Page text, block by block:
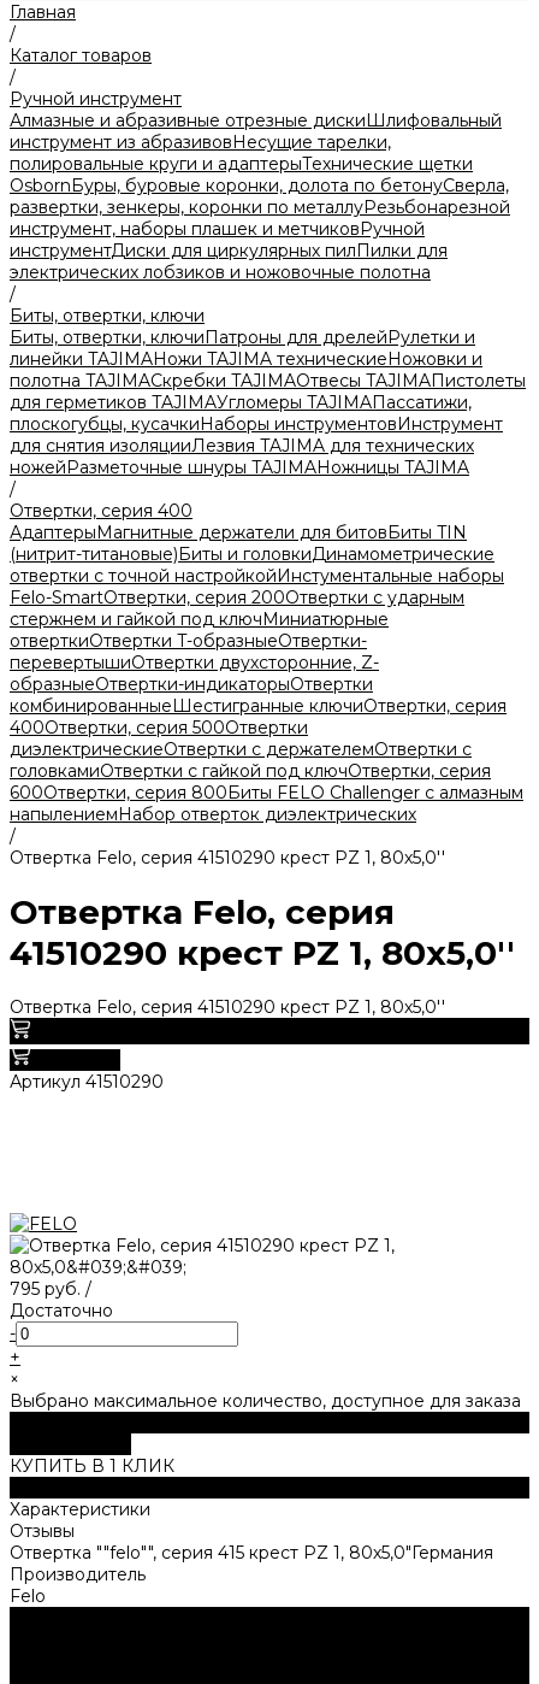
Главная
/
Каталог товаров
/
Ручной инструмент
Алмазные и абразивные отрезные дискиШлифовальный
инструмент из абразивовНесущие тарелки,
полировальные круги и адаптерыТехнические щетки
OsbornБуры, буровые коронки, долота по бетонуСверла,
развертки, зенкеры, коронки по металлуРезьбонарезной
инструмент, наборы плашек и метчиковРучной
инструментДиски для циркулярных пилПилки для
электрических лобзиков и ножовочные полотна
/
Биты, отвертки, ключи
Биты, отвертки, ключиПатроны для дрелейРулетки и
линейки TAJIMAНожи TAJIMA техническиеНожовки и
полотна TAJIMAСкребки TAJIMAОтвесы TAJIMAПистолеты
для герметиков TAJIMAУгломеры TAJIMAПассатижи,
плоскогубцы, кусачкиНаборы инструментовИнструмент
для снятия изоляцииЛезвия TAJIMA для технических
ножейРазметочные шнуры TAJIMAНожницы TAJIMA
/
Отвертки, серия 400
АдаптерыМагнитные держатели для битовБиты TIN
(нитрит-титановые)Биты и головкиДинамометрические
отвертки с точной настройкойИнстументальные наборы
Felo-SmartОтвертки, серия 200Отвертки с ударным
стержнем и гайкой под ключМиниатюрные
отверткиОтвертки T-образныеОтвертки-
перевертышиОтвертки двухсторонние, Z-
образныеОтвертки-индикаторыОтвертки
комбинированныеШестигранные ключиОтвертки, серия
400Отвертки, серия 500Отвертки
диэлектрическиеОтвертки с держателемОтвертки с
головкамиОтвертки с гайкой под ключОтвертки, серия
600Отвертки, серия 800Биты FELO Challenger с алмазным
напылениемНабор отверток диэлектрических
/
Отвертка Felo, серия 41510290 крест PZ 1, 80х5,0''
Отвертка Felo, серия
41510290 крест PZ 1, 80х5,0''
Отвертка Felo, серия 41510290 крест PZ 1, 80х5,0''
Артикул 41510290
795 руб. /
Достаточно
-
+
×
Выбрано максимальное количество, доступное для заказа
КУПИТЬ В 1 КЛИК
Характеристики
Отзывы
Отвертка ""felo"", серия 415 крест PZ 1, 80х5,0"Германия
Производитель
Felo